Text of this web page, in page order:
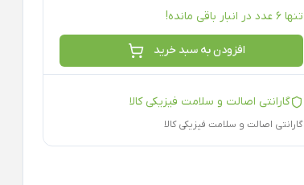
تنها 6 عدد در انبار باقی مانده!
افزودن به سبد خرید
گارانتی اصالت و سلامت فیزیکی کالا
گارانتی اصالت و سلامت فیزیکی کالا